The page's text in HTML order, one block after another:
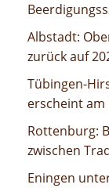
Bergfriedhof
und schaut auf
Albstadt:
zurück auf
Buch von
Tübingen-
erscheint
Buchpremiere
Transformation“
Rottenburg:
zwischen
"Höher geht es
Eningen